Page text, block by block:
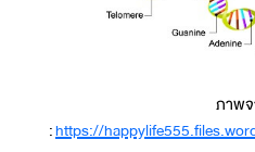
ภาพ
:https://